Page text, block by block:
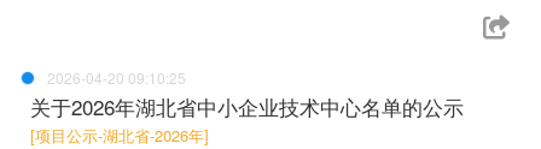
2026-04-20 09:10:25
关于2026年湖北省中小企业技术中心名单的公示
[项目公示-湖北省-2026年]